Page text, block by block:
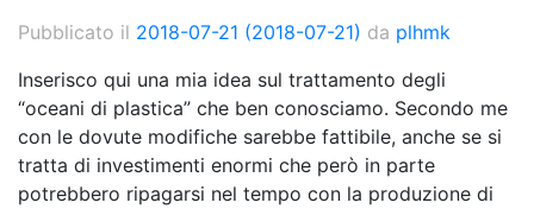
Pubblicato il 2018-07-21 (2018-07-21) da plhmk
Inserisco qui una mia idea sul trattamento degli
“oceani di plastica” che ben conosciamo. Secondo me
con le dovute modifiche sarebbe fattibile, anche se si
tratta di investimenti enormi che però in parte
potrebbero ripagarsi nel tempo con la produzione di